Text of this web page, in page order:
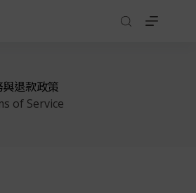
與退款政策
of Service